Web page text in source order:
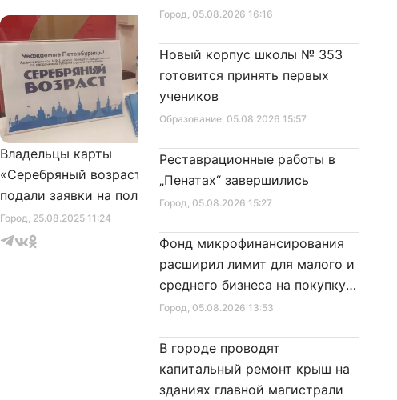
Город, 25.08.2025 11:24
Владельцы карты
«Серебряный возраст»
подали заявки на получение
сертификата для посещения
музеев
Александр Беглов подписал
Закон «О внесении изменения
в Закон Санкт‑Петербурга
Санкт‑Петербурга»
Город, 05.08.2026 16:16
секция
Образование, 05.08.2026 15:57
Новый корпус школы № 353
готовится принять первых
учеников
Город, 05.08.2026 15:27
Реставрационные работы в
„Пенатах“ завершились
Город, 05.08.2026 13:53
Фонд микрофинансирования
расширил лимит для малого и
среднего бизнеса на покупку
специальной техники
В городе проводят
капитальный ремонт крыш на
зданиях главной магистрали